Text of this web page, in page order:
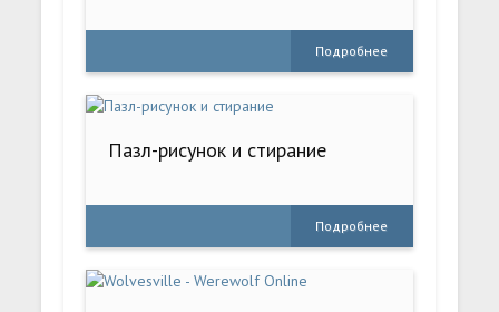
Подробнее
Пазл-рисунок и стирание
Подробнее